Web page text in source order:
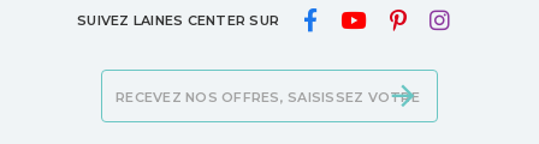
SUIVEZ LAINES CENTER SUR